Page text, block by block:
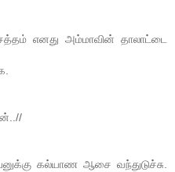
எனது அம்மாவின் தாலாட்டை
கல்யாண ஆசை வந்துடுச்சு.